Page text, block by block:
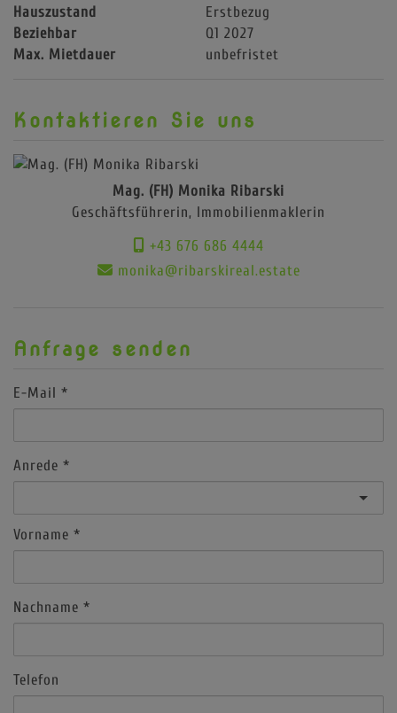
Hauszustand
Erstbezug
Beziehbar
Q1 2027
Max. Mietdauer
unbefristet
Kontaktieren Sie uns
Mag. (FH) Monika Ribarski
Geschäftsführerin, Immobilienmaklerin
+43 676 686 4444
monika@ribarskireal.estate
Anfrage senden
E-Mail
Anrede
Vorname
Nachname
Telefon